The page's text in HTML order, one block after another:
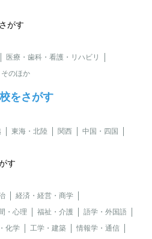
がす
医療・歯科・看護・リハビリ
そのほか
をさがす
東海・北陸 関西
中国・四国
す
経済・経営・商学
・心理 福祉・介護
語学・外国語
化学 工学・建築
情報学・通信